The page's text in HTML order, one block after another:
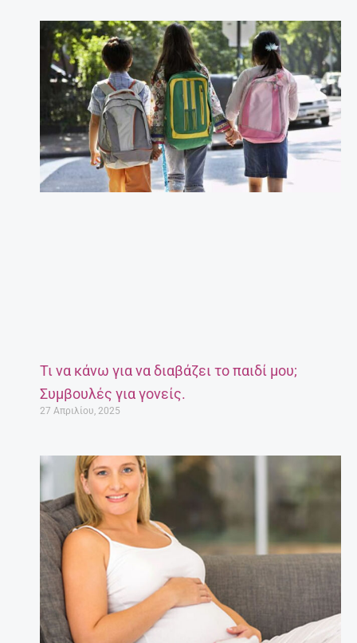
Τι να κάνω για να διαβάζει το παιδί μου;
Συμβουλές για γονείς.
27 Απριλίου, 2025